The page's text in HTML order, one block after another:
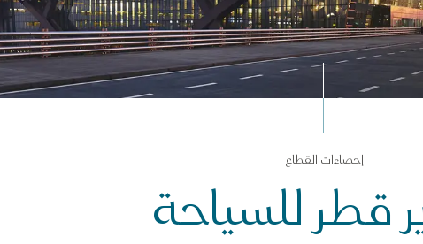
إحصاءات القطاع
قطر للسياحة